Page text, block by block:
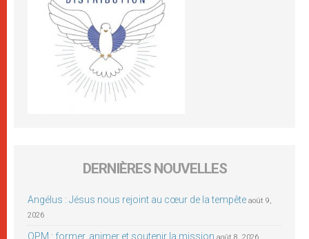
DERNIÈRES NOUVELLES
Angélus : Jésus nous rejoint au cœur de la tempête août 9,
2026
OPM : former, animer et soutenir la mission août 8, 2026